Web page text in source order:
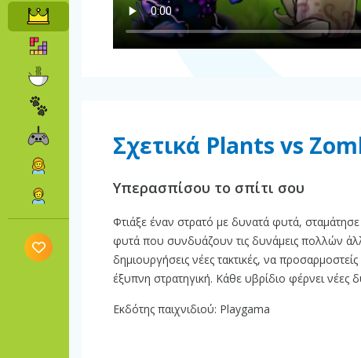
Σχετικά Plants vs
Υπερασπίσου το σπίτι σου
Φτιάξε έναν στρατό με δυνατά φυτά,
φυτά που συνδυάζουν τις δυνάμεις πολλών
δημιουργήσεις νέες τακτικές, να
έξυπνη στρατηγική. Κάθε υβρίδιο φέρνει νέες
Εκδότης παιχνιδιού: Playgama